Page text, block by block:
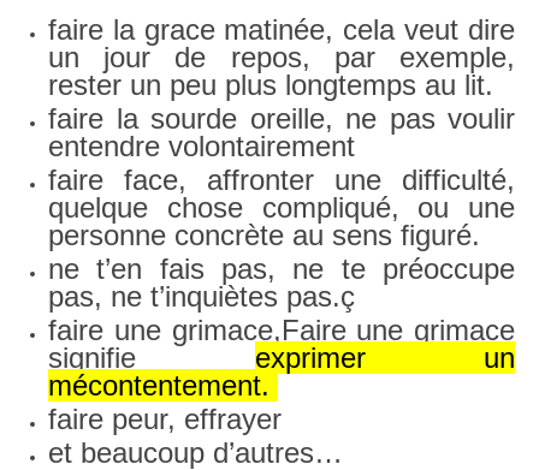
faire la grace matinée, cela veut dire
un jour de repos, par exemple,
rester un peu plus longtemps au lit.
faire la sourde oreille, ne pas voulir
entendre volontairement
faire face, affronter une difficulté,
quelque chose compliqué, ou une
personne concrète au sens figuré.
ne t’en fais pas, ne te préoccupe
pas, ne t’inquiètes pas.ç
faire une grimace,Faire une grimace
signifie
exprimer un
mécontentement.
faire peur, effrayer
et beaucoup d’autres…